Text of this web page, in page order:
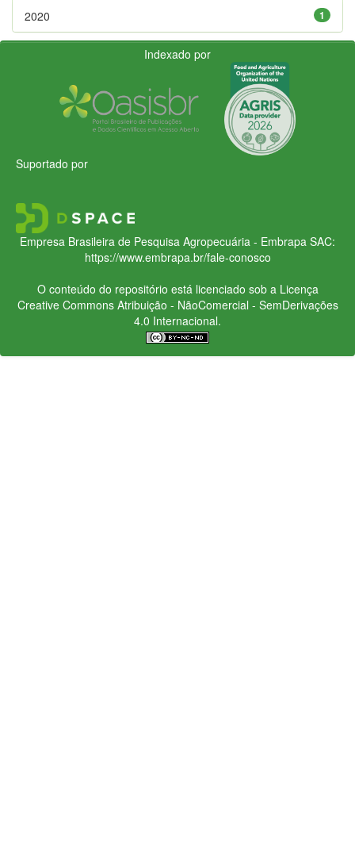
1
2020
Indexado por
Suportado por
Empresa Brasileira de Pesquisa Agropecuária - Embrapa SAC:
https://www.embrapa.br/fale-conosco
O conteúdo do repositório está licenciado sob a Licença
Creative CommonsAtribuição - NãoComercial - SemDerivações
4.0 Internacional.